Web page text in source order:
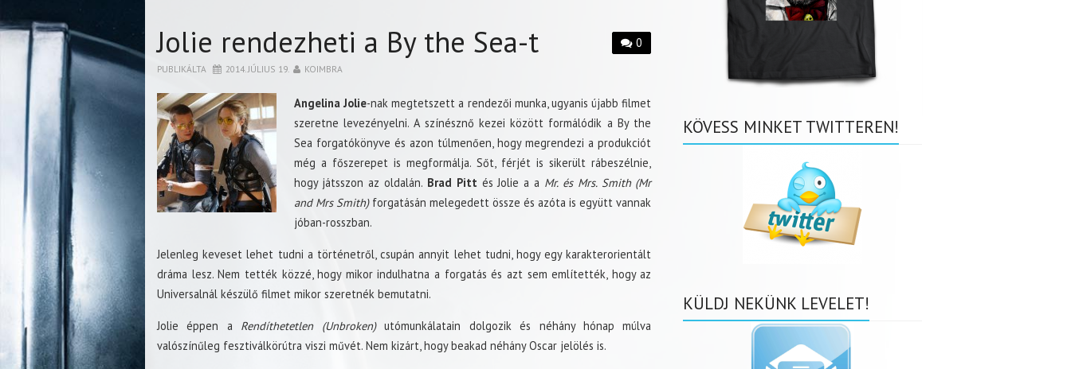
0
Jolie rendezheti a By the Sea-t
PUBLIKÁLTA 2014. JÚLIUS 19. KOIMBRA
Angelina Jolie-nak megtetszett a rendezői munka, ugyanis újabb filmet
szeretne levezényelni. A színésznő kezei között formálódik a By the
Sea forgatókönyve és azon túlmenően, hogy megrendezi a produkciót
még a főszerepet is megformálja. Sőt, férjét is sikerült rábeszélnie,
hogy játsszon az oldalán. Brad Pitt és Jolie a a Mr. és Mrs. Smith (Mr
and Mrs Smith)forgatásán melegedett össze és azóta is együtt vannak
jóban-rosszban.
Jelenleg keveset lehet tudni a történetről, csupán annyit lehet tudni, hogy egy karakterorientált
dráma lesz. Nem tették közzé, hogy mikor indulhatna a forgatás és azt sem említették, hogy az
Universalnál készülő filmet mikor szeretnék bemutatni.
Jolie éppen a Rendíthetetlen (Unbroken)utómunkálatain dolgozik és néhány hónap múlva
valószínűleg fesztiválkörútra viszi művét. Nem kizárt, hogy beakad néhány Oscar jelölés is.
KÖVESS MINKET TWITTEREN!
KÜLDJ NEKÜNK LEVELET!